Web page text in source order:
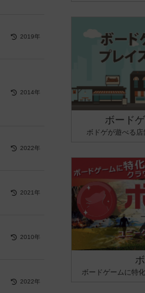
2019年
2014年
2022年
2021年
2010年
2022年
ボード
ボドゲが遊べる
ボードゲームに特